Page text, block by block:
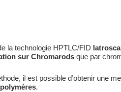
la technologie HPTLC/FID
sur Chromarods que par
il est possible d’obtenir une
.